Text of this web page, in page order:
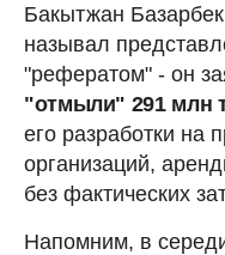
Бакытжан
называл
"рефератом" - он
"отмыли" 291 млн
его разработки на
организаций,
без фактических
Напомним, в